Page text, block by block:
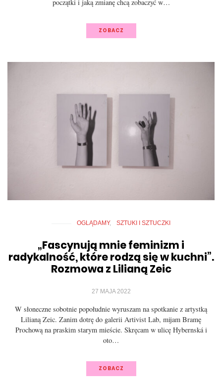
początki i jaką zmianę chcą zobaczyć w…
ZOBACZ
OGLĄDAMY SZTUKI I SZTUCZKI
„Fascynują mnie feminizm i
radykalność, które rodzą się w kuchni”.
Rozmowa z Lilianą Zeic
27 MAJA 2022
W słoneczne sobotnie popołudnie wyruszam na spotkanie z artystką
Lilianą Zeic. Zanim dotrę do galerii Artivist Lab, mijam Bramę
Prochową na praskim starym mieście. Skręcam w ulicę Hybernská i
oto…
ZOBACZ